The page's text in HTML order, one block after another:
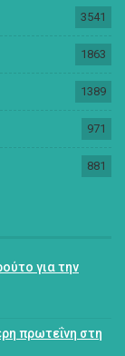
3541
1863
1389
971
881
για την
πρωτεΐνη στη